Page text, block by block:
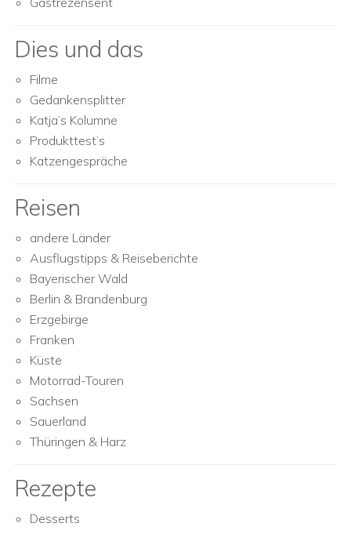
Dies und das
Filme
Gedankensplitter
Katja’s Kolumne
Produkttest’s
Katzengespräche
Reisen
andere Länder
Ausflugstipps & Reiseberichte
Bayerischer Wald
Berlin & Brandenburg
Erzgebirge
Franken
Küste
Motorrad-Touren
Sachsen
Sauerland
Thüringen & Harz
Rezepte
Desserts